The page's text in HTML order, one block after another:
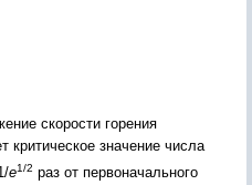
скорости горения
критическое значение числа
e1/2 раз от первоначального